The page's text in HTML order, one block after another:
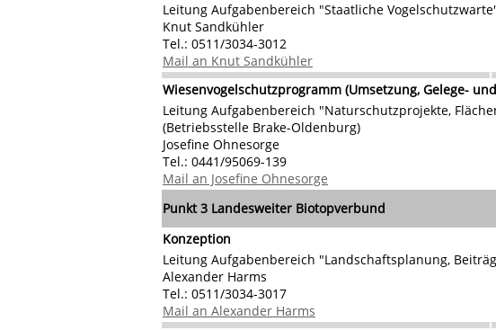
Leitung Aufgabenbereich "Staatliche
Knut Sandkühler
Tel.: 0511/3034-3012
Mail an Knut Sandkühler
Wiesenvogelschutzprogramm (Umsetzung, Gelege-
Leitung Aufgabenbereich "Naturschutzprojekte,
(Betriebsstelle Brake-Oldenburg)
Josefine Ohnesorge
Tel.: 0441/95069-139
Mail an Josefine Ohnesorge
Punkt 3 Landesweiter Biotopverbund
Konzeption
Leitung Aufgabenbereich "Landschaftsplanung,
Alexander Harms
Tel.: 0511/3034-3017
Mail an Alexander Harms